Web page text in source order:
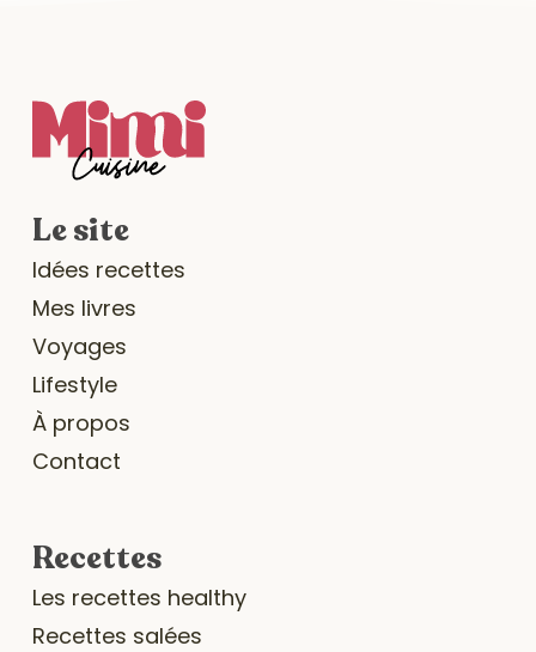
Le site
Idées recettes
Mes livres
Voyages
Lifestyle
À propos
Contact
Recettes
Les recettes healthy
Recettes salées